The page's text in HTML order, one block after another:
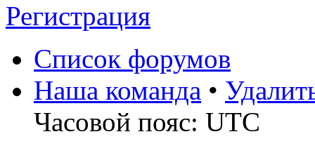
Регистрация
Список форумов
Наша команда •
Часовой пояс: UTC